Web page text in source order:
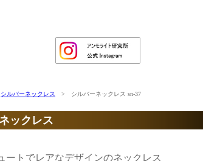
シルバーネックレス > シルバーネックレス sn-37
ックレス
ートでレアなデザインのネックレス